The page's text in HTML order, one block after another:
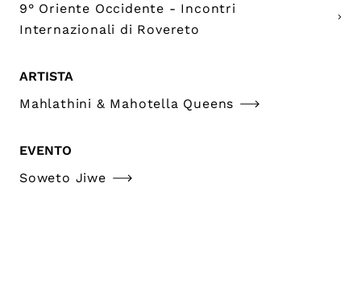
9° Oriente Occidente - Incontri
Internazionali di Rovereto
ARTISTA
Mahlathini & Mahotella Queens
EVENTO
Soweto Jiwe